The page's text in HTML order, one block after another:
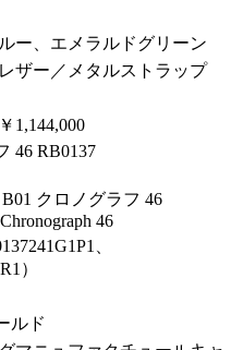
ー、エメラルドグリーン
ザー／メタルストラップ
1,144,000
46 RB0137
クロノグラフ 46
46
、
）
ルド